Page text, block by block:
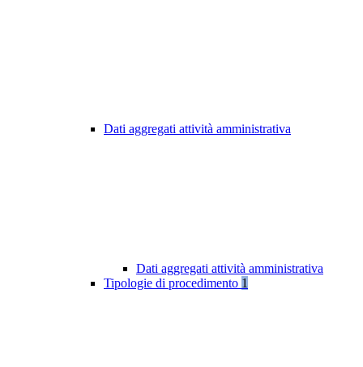
Dati aggregati attività amministrativa
Dati aggregati attività amministrativa
Tipologie di procedimento 1